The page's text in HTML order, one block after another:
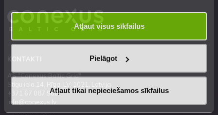
Atļaut visus sīkfailus
Pielāgot
Atļaut tikai nepieciešamos sīkfailus
AS "Conexus Baltic Grid"
+371 67 087 900
info@conexus.lv